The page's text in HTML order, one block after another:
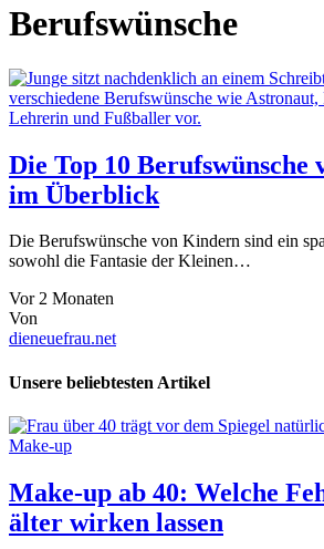
Berufswünsche
Die Top 10 Berufswünsche
im Überblick
Die Berufswünsche von Kindern sind ein
sowohl die Fantasie der Kleinen…
Vor 2 Monaten
Von
dieneuefrau.net
Unsere beliebtesten Artikel
Make-up
Make-up ab 40: Welche
älter wirken lassen